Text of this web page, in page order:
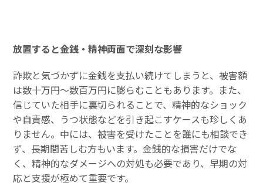
放置すると金銭・精神両面で深刻な影響
詐欺と気づかずに金銭を支払い続けてしまうと、被害額
は数十万円〜数百万円に膨らむこともあります。また、
信じていた相手に裏切られることで、精神的なショック
や自責感、うつ状態などを引き起こすケースも珍しくあ
りません。中には、被害を受けたことを誰にも相談でき
ず、長期間苦しむ方もいます。金銭的な損害だけでな
く、精神的なダメージへの対処も必要であり、早期の対
応と支援が極めて重要です。